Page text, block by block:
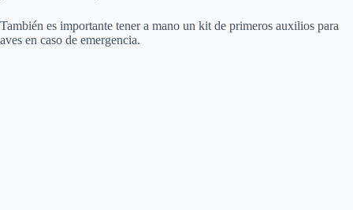
También es importante tener a mano un kit de primeros auxilios para
aves en caso de emergencia.